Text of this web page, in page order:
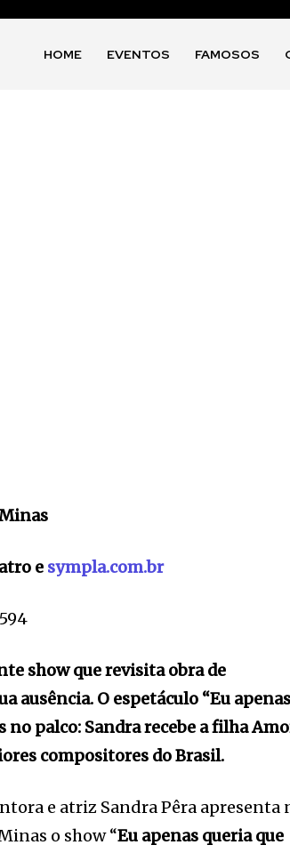
HOME EVENTOS FAMOSOS
e sympla.com.br
show que revisita obra de
ausência. O espetáculo “Eu apenas
no palco: Sandra recebe a filha
compositores do Brasil.
e atriz Sandra Pêra apresenta
o show “Eu apenas queria que